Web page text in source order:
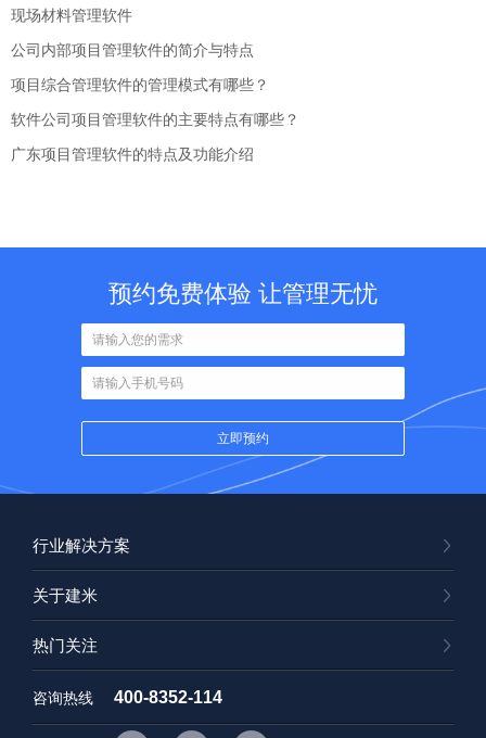
现场材料管理软件
公司内部项目管理软件的简介与特点
项目综合管理软件的管理模式有哪些？
软件公司项目管理软件的主要特点有哪些？
广东项目管理软件的特点及功能介绍
预约免费体验 让管理无忧
行业解决方案
关于建米
热门关注
咨询热线 400-8352-114